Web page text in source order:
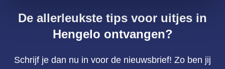
De allerleukste tips voor uitjes in
Hengelo ontvangen?
Schrijf je dan nu in voor de nieuwsbrief! Zo ben jij